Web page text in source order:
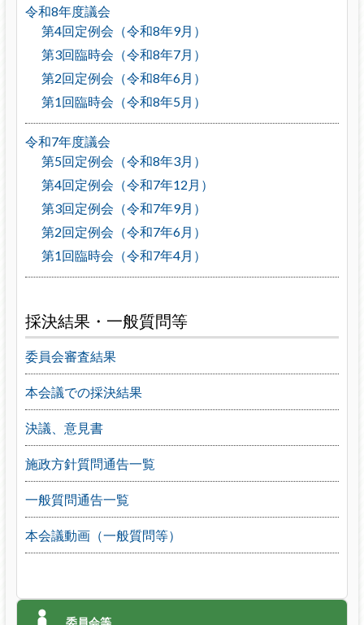
令和8年度議会
第4回定例会（令和8年9月）
第3回臨時会（令和8年7月）
第2回定例会（令和8年6月）
第1回臨時会（令和8年5月）
令和7年度議会
第5回定例会（令和8年3月）
第4回定例会（令和7年12月）
第3回定例会（令和7年9月）
第2回定例会（令和7年6月）
第1回臨時会（令和7年4月）
採決結果・一般質問等
委員会審査結果
本会議での採決結果
決議、意見書
施政方針質問通告一覧
一般質問通告一覧
本会議動画（一般質問等）